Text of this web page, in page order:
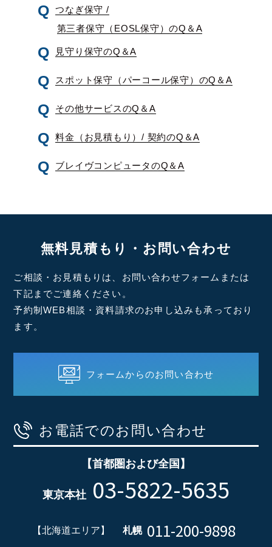
つなぎ保守 /
第三者保守（EOSL保守）のQ＆A
見守り保守のQ＆A
スポット保守（パーコール保守）のQ＆A
その他サービスのQ＆A
料金（お見積もり）/ 契約のQ＆A
ブレイヴコンピュータのQ＆A
無料見積もり・お問い合わせ
ご相談・お見積もりは、お問い合わせフォームまたは
下記までご連絡ください。
予約制WEB相談・資料請求のお申し込みも承っており
ます。
フォームからのお問い合わせ
お電話でのお問い合わせ
【首都圏および全国】
東京本社 03-5822-5635
【北海道エリア】 札幌 011-200-9898